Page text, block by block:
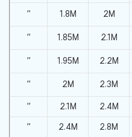
” 1.8M 2M
” 1.85M 2.1M
” 1.95M 2.2M
” 2M 2.3M
” 2.1M 2.4M
” 2.4M 2.8M